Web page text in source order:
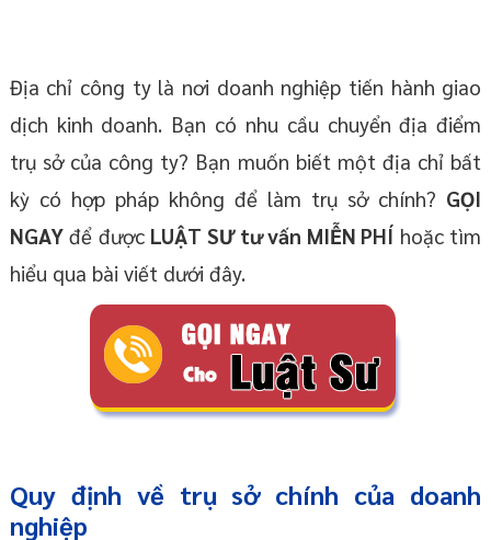
Địa chỉ công ty là nơi doanh nghiệp tiến hành giao
dịch kinh doanh. Bạn có nhu cầu chuyển địa điểm
trụ sở của công ty? Bạn muốn biết một địa chỉ bất
kỳ có hợp pháp không để làm trụ sở chính? GỌI
NGAYđể được LUẬT SƯ tư vấn MIỄN PHÍ hoặc tìm
hiểu qua bài viết dưới đây.
Quy định về trụ sở chính của doanh
nghiệp